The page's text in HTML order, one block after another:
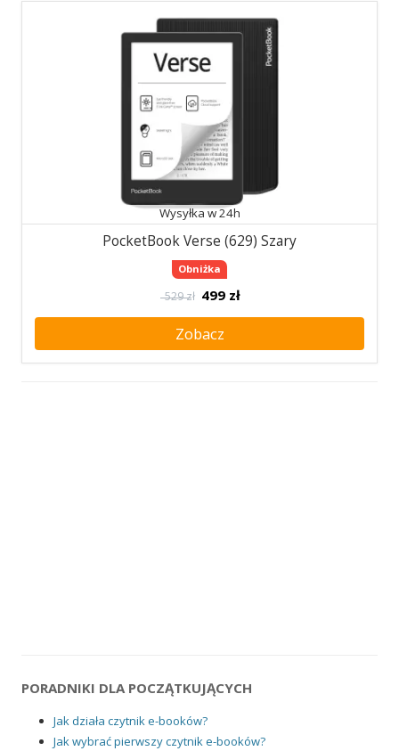
Wysyłka w 24h
PocketBook Verse (629) Szary
Obniżka
529 zł 499 zł
Zobacz
PORADNIKI DLA POCZĄTKUJĄCYCH
Jak działa czytnik e-booków?
Jak wybrać pierwszy czytnik e-booków?